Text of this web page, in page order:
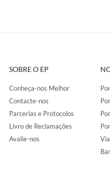
SOBRE O EP
Conheça-nos Melhor
Contacte-nos
Parcerias e Protocolos
Livro de Reclamações
Avalie-nos